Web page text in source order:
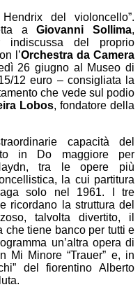
del violoncello”.
aGiovanni Sollima,
indiscussa del proprio
l’Orchestra da Camera
26 giugno al Museo di
12 euro – consigliata la
che vede sul podio
Lobos, fondatore della
capacità del
in Do maggiore per
tra le opere più
la cui partitura
solo nel 1961. I tre
ricordano la struttura del
talvolta divertito, il
che tiene banco per tutti e
un’altra opera di
Mi Minore “Trauer” e, in
del fiorentino Alberto